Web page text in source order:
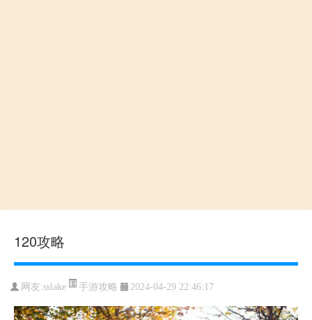
120攻略
网友:sslake 手游攻略 2024-04-29 22:46:17